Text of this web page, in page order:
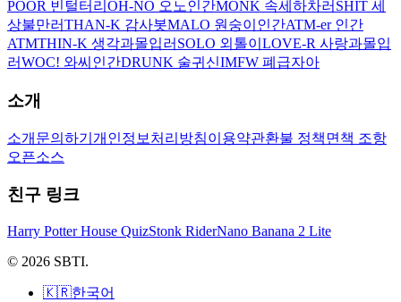
POOR 빈털터리 OH-NO 오노인간MONK 속세하차러 SHIT 세
상불만러THAN-K 감사봇MALO 원숭이인간ATM-er 인간
ATMTHIN-K 생각과몰입러 SOLO 외톨이 LOVE-R 사랑과몰입
러WOC! 와씨인간DRUNK 술귀신IMFW 폐급자아
소개
소개 문의하기 개인정보처리방침이용약관환불 정책 면책 조항
오픈소스
친구 링크
Harry Potter House QuizStonk RiderNano Banana 2 Lite
© 2026 SBTI.
🇰🇷한국어